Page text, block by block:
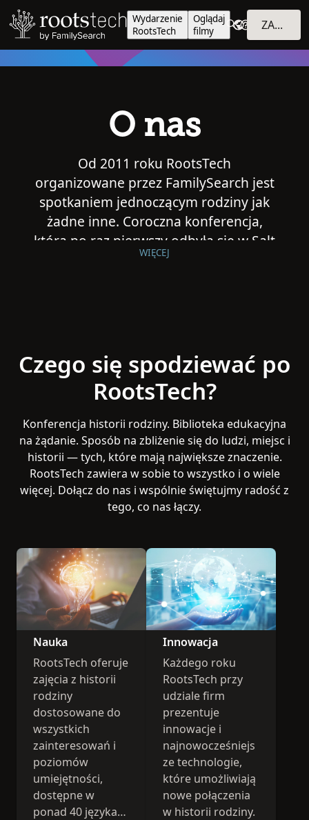
Wydarzenie
RootsTech
Oglądaj
filmy
ZALOGUJ SIĘ
O nas
Od 2011 roku RootsTech
organizowane przez FamilySearch jest
spotkaniem jednoczącym rodziny jak
żadne inne. Coroczna konferencja,
która po raz pierwszy odbyła się w Salt
Lake City w stanie Utah, od tamtych
łączenia — łączenia przeszłości,
teraźniejszości i przyszłości.
WIĘCEJ
Czego się spodziewać po
RootsTech?
Konferencja historii rodziny. Biblioteka edukacyjna
na żądanie. Sposób na zbliżenie się do ludzi, miejsc i
historii — tych, które mają największe znaczenie.
RootsTech zawiera w sobie to wszystko i o wiele
więcej. Dołącz do nas i wspólnie świętujmy radość z
tego, co nas łączy.
Nauka
RootsTech oferuje
zajęcia z historii
rodziny
dostosowane do
wszystkich
zainteresowań i
poziomów
umiejętności,
dostępne w
ponad 40 językach
Innowacja
Każdego roku
RootsTech przy
udziale firm
prezentuje
innowacje i
najnowocześniejs
ze technologie,
które umożliwiają
nowe połączenia
w historii rodziny.